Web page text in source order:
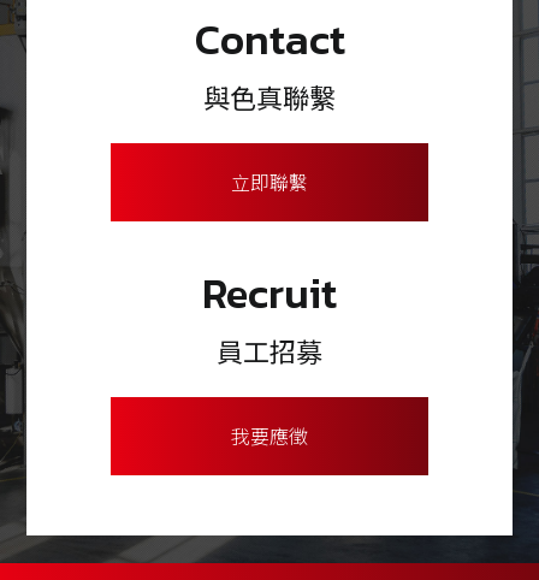
Contact
與色真聯繫
立即聯繫
Recruit
員工招募
我要應徵